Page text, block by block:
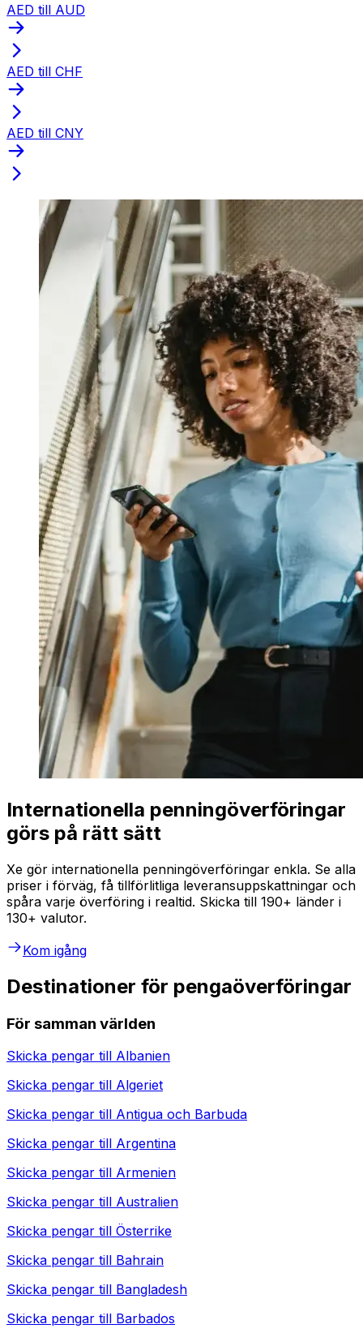
AED till AUD
AED till CHF
AED till CNY
Internationella penningöverföringar
görs på rätt sätt
Xe gör internationella penningöverföringar enkla. Se alla
priser i förväg, få tillförlitliga leveransuppskattningar och
spåra varje överföring i realtid. Skicka till 190+ länder i
130+ valutor.
Kom igång
Destinationer för pengaöverföringar
För samman världen
Skicka pengar till Albanien
Skicka pengar till Algeriet
Skicka pengar till Antigua och Barbuda
Skicka pengar till Argentina
Skicka pengar till Armenien
Skicka pengar till Australien
Skicka pengar till Österrike
Skicka pengar till Bahrain
Skicka pengar till Bangladesh
Skicka pengar till Barbados